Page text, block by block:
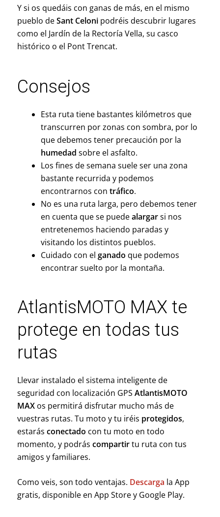
Y si os quedáis con ganas de más, en el mismo
pueblo deSant Celonipodréis descubrir lugares
como el Jardín de la Rectoría Vella, su casco
histórico o el Pont Trencat.
Consejos
Esta ruta tiene bastantes kilómetros que
transcurren por zonas con sombra, por lo
que debemos tener precaución por la
humedad sobre el asfalto.
Los fines de semana suele ser una zona
bastante recurrida y podemos
encontrarnos con tráfico.
No es una ruta larga, pero debemos tener
en cuenta que se puedealargarsi nos
entretenemos haciendo paradas y
visitando los distintos pueblos.
Cuidado con el ganado que podemos
encontrar suelto por la montaña.
AtlantisMOTO MAX te
protege en todas tus
rutas
Llevar instalado el sistema inteligente de
seguridad con localización GPS AtlantisMOTO
MAXos permitirá disfrutar mucho más de
vuestras rutas. Tu moto y tu iréis protegidos,
estarás conectado con tu moto en todo
momento, y podrás compartirtu ruta con tus
amigos y familiares.
Como veis, son todo ventajas. Descarga la App
gratis, disponible en App Store y Google Play.